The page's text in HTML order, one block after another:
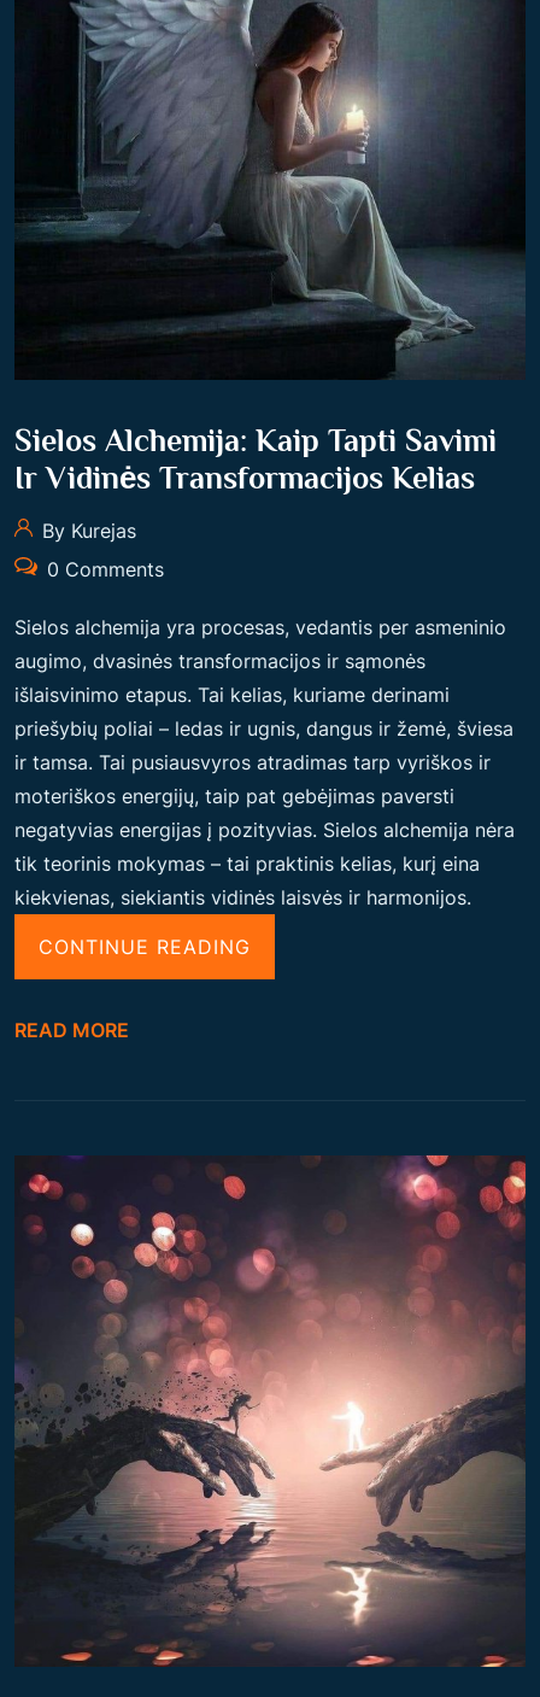
Sielos Alchemija: Kaip Tapti Savimi
Ir Vidinės Transformacijos Kelias
By Kurejas
0 Comments
Sielos alchemija yra procesas, vedantis per asmeninio
augimo, dvasinės transformacijos ir sąmonės
išlaisvinimo etapus. Tai kelias, kuriame derinami
priešybių poliai – ledas ir ugnis, dangus ir žemė, šviesa
ir tamsa. Tai pusiausvyros atradimas tarp vyriškos ir
moteriškos energijų, taip pat gebėjimas paversti
negatyvias energijas į pozityvias. Sielos alchemija nėra
tik teorinis mokymas – tai praktinis kelias, kurį eina
kiekvienas, siekiantis vidinės laisvės ir harmonijos.
CONTINUE READING
S
C
H
M
J
A
:
K
A
I
P
T
READ MORE